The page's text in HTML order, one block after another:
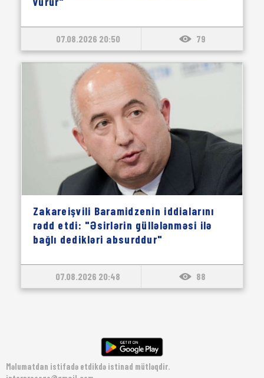
07.08.2026 20:50 79
Zakareişvili Baramidzenin iddialarını
rədd etdi: "Əsirlərin güllələnməsi ilə
bağlı dedikləri absurddur"
07.08.2026 20:48 88
Məlumatdan istifadə etdikdə istinad mütləqdir.